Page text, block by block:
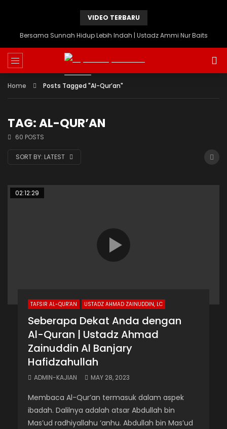
VIDEO TERBARU
Bersama Sunnah Hidup Lebih Indah | Ustadz Ammi Nur Baits
Home Posts Tagged "Al-Qur’an"
TAG: AL-QUR’AN
60 POSTS
SORT BY: LATEST
02:12:29
TAFSIR AL-QUR'AN USTADZ AHMAD ZAINUDDIN, LC
Seberapa Dekat Anda dengan
Al-Quran | Ustadz Ahmad
Zainuddin Al Banjary
Hafidzahullah
ADMIN-KAJIAN MAY 28, 2023
Membaca Al-Qur’an termasuk dalam aspek
ibadah. Dalilnya adalah atsar Abdullah bin
Mas’ud radhiyallahu ‘anhu. Abdullah bin Mas’ud